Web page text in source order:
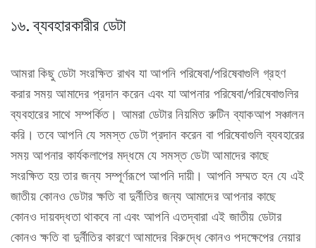
১৬. ব্যবহারকারীর ডেটা
আমরা কিছু ডেটা সংরক্ষিত রাখব যা আপনি পরিষেবা/পরিষেবাগুলি গ্রহণ
করার সময় আমাদের প্রদান করেন এবং যা আপনার পরিষেবা/পরিষেবাগুলির
ব্যবহারের সাথে সম্পর্কিত। আমরা ডেটার নিয়মিত রুটিন ব্যাকআপ সঞ্চালন
করি। তবে আপনি যে সমস্ত ডেটা প্রদান করেন বা পরিষেবাগুলি ব্যবহারের
সময় আপনার কার্যকলাপের মদ্ধমে যে সমস্ত ডেটা আমাদের কাছে
সংরক্ষিত হয় তার জন্য সম্পূর্ণরূপে আপনি দায়ী। আপনি সম্মত হন যে এই
জাতীয় কোনও ডেটার ক্ষতি বা দুর্নীতির জন্য আমাদের আপনার কাছে
কোনও দায়বদ্ধতা থাকবে না এবং আপনি এতদ্বারা এই জাতীয় ডেটার
কোনও ক্ষতি বা দুর্নীতির কারণে আমাদের বিরুদ্ধে কোনও পদক্ষেপের নেয়ার